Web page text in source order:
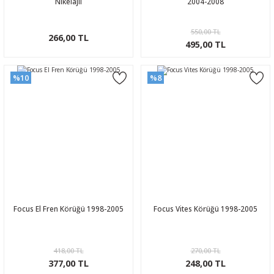
266,00 TL
550,00 TL
495,00 TL
%10
Focus El Fren Körüğü 1998-2005
418,00 TL
377,00 TL
%8
Focus Vites Körüğü 1998-2005
270,00 TL
248,00 TL